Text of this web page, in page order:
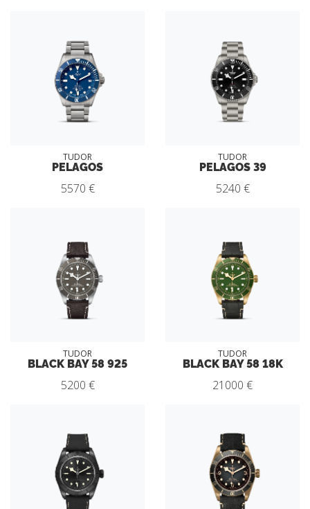
TUDOR
PELAGOS
5570 €
TUDOR
PELAGOS 39
5240 €
TUDOR
BLACK BAY 58 925
5200 €
TUDOR
BLACK BAY 58 18K
21000 €